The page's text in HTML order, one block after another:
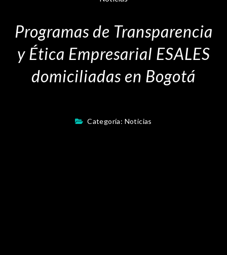
Programas de Transparencia
y Ética Empresarial ESALES
domiciliadas en Bogotá
Categoría: Noticias